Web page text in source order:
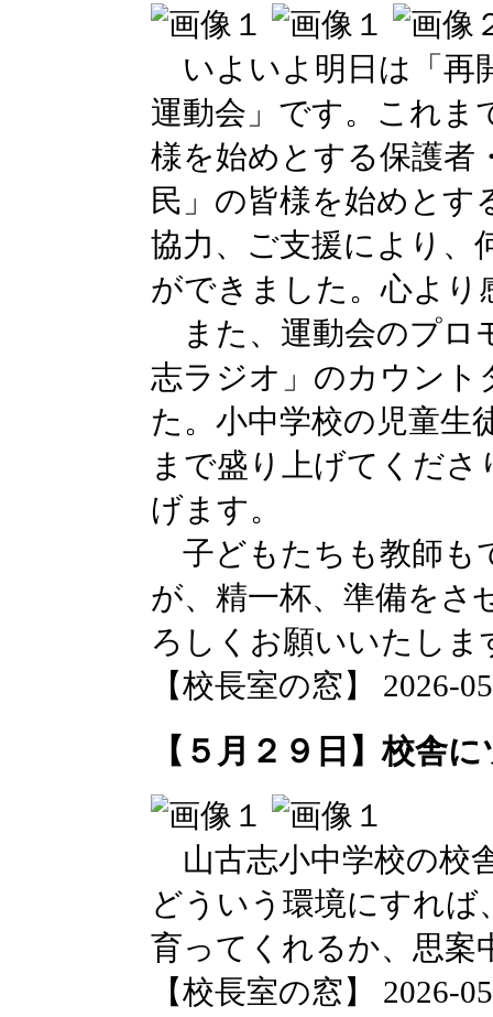
いよいよ明日は「再
運動会」です。これま
様を始めとする保護者
民」の皆様を始めとす
協力、ご支援により、
ができました。心より
また、運動会のプロ
志ラジオ」のカウン
た。小中学校の児童生
まで盛り上げてくだ
げます。
子どもたちも教師も
が、精一杯、準備をさ
ろしくお願いいたしま
【校長室の窓】 2026-
【５月２９日】校舎
山古志小中学校の校
どういう環境にすれ
育ってくれるか、思案
【校長室の窓】 2026-